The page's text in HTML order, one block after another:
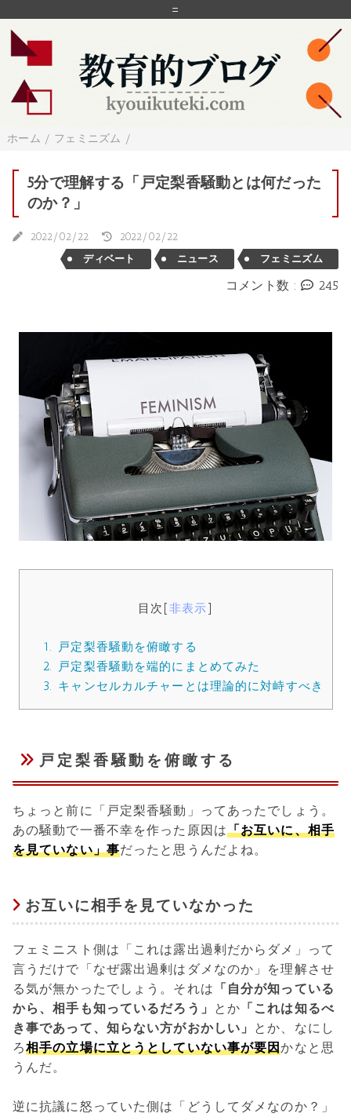
=
ホーム / フェミニズム /
5分で理解する「戸定梨香騒動とは何だった
のか？」
2022/02/22
2022/02/22
ディベート
ニュース フェミニズム
コメント数 : 245
目次 [非表示]
1.
戸定梨香騒動を俯瞰する
2.
戸定梨香騒動を端的にまとめてみた
3. キャンセルカルチャーとは理論的に対峙すべき
戸定梨香騒動を俯瞰する
ちょっと前に「戸定梨香騒動」ってあったでしょう。
あの騒動で一番不幸を作った原因は「お互いに、相手
を見ていない」事だったと思うんだよね。
お互いに相手を見ていなかった
フェミニスト側は「これは露出過剰だからダメ」って
言うだけで「なぜ露出過剰はダメなのか」を理解させ
る気が無かったでしょう。それは 「自分が知っている
から、相手も知っているだろう」
とか 「これは知るべ
き事であって、知らない方がおかしい」 とか、なにし
ろ相手の立場に立とうとしていない事が要因かなと思
うんだ。
逆に抗議に怒っていた側は「どうしてダメなのか？」